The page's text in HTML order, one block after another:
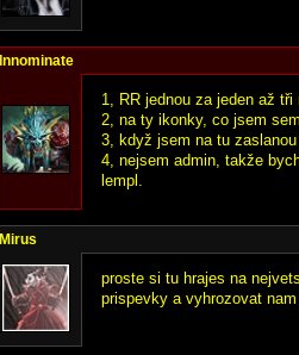
Innominate
1, RR jednou za jeden až
2, na ty ikonky, co jsem
3, když jsem na tu
4, nejsem admin, takže
lempl.
Mirus
proste si tu hrajes na
prispevky a vyhrozovat